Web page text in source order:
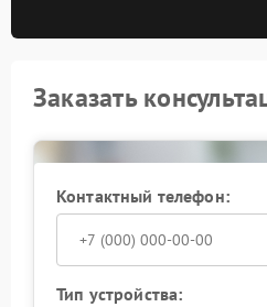
Заказать
Контактный телефон:
Тип устройства: